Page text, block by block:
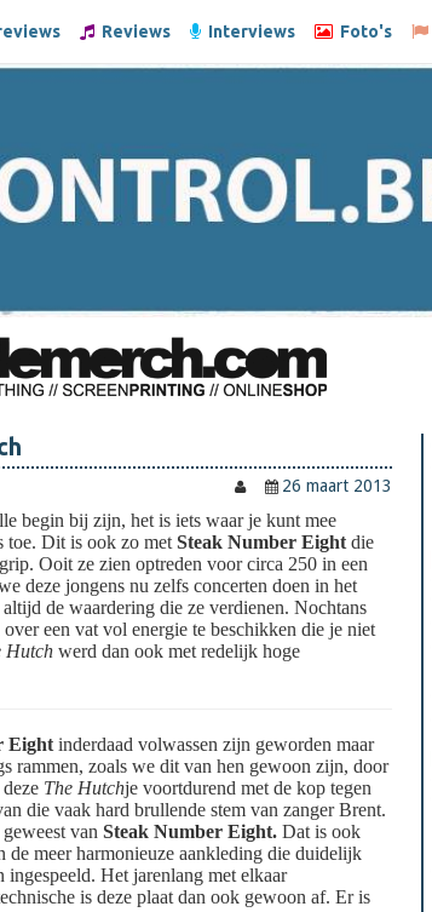
Reviews Interviews Foto's
26 maart 2013
begin bij zijn, het is iets waar je kunt mee
toe. Dit is ook zo met Steak Number Eight die
Ooit ze zien optreden voor circa 250 in een
deze jongens nu zelfs concerten doen in het
de waardering die ze verdienen. Nochtans
een vat vol energie te beschikken die je niet
Hutch werd dan ook met redelijk hoge
Eight inderdaad volwassen zijn geworden maar
rammen, zoals we dit van hen gewoon zijn, door
The Hutchje voortdurend met de kop tegen
die vaak hard brullende stem van zanger Brent.
van Steak Number Eight. Dat is ook
meer harmonieuze aankleding die duidelijk
Het jarenlang met elkaar
is deze plaat dan ook gewoon af. Er is